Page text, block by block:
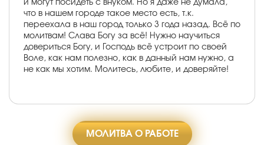
и могут посидеть с внуком. Но я даже не думала,
что в нашем городе такое место есть, т.к.
переехала в наш город только 3 года назад. Всё по
молитвам! Слава Богу за всё! Нужно научиться
довериться Богу, и Господь всё устроит по своей
Воле, как нам полезно, как в данный нам нужно, а
не как мы хотим. Молитесь, любите, и доверяйте!
МОЛИТВА О РАБОТЕ